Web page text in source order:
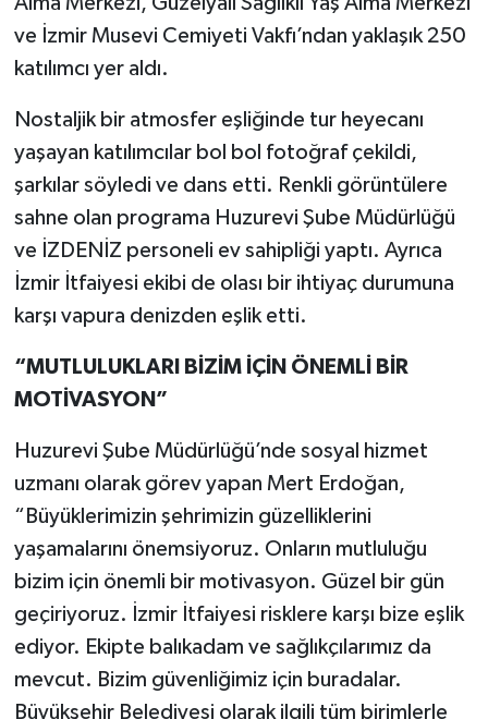
ve İzmir Musevi Cemiyeti Vakfı’ndan yaklaşık 250
katılımcı yer aldı.
Nostaljik bir atmosfer eşliğinde tur heyecanı
yaşayan katılımcılar bol bol fotoğraf çekildi,
şarkılar söyledi ve dans etti. Renkli görüntülere
sahne olan programa Huzurevi Şube Müdürlüğü
ve İZDENİZ personeli ev sahipliği yaptı. Ayrıca
İzmir İtfaiyesi ekibi de olası bir ihtiyaç durumuna
karşı vapura denizden eşlik etti.
“MUTLULUKLARI BİZİM İÇİN ÖNEMLİ BİR
MOTİVASYON”
Huzurevi Şube Müdürlüğü’nde sosyal hizmet
uzmanı olarak görev yapan Mert Erdoğan,
“Büyüklerimizin şehrimizin güzelliklerini
yaşamalarını önemsiyoruz. Onların mutluluğu
bizim için önemli bir motivasyon. Güzel bir gün
geçiriyoruz. İzmir İtfaiyesi risklere karşı bize eşlik
ediyor. Ekipte balıkadam ve sağlıkçılarımız da
mevcut. Bizim güvenliğimiz için buradalar.
Büyükşehir Belediyesi olarak ilgili tüm birimlerle